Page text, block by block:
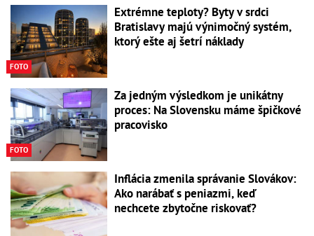
FOTO
Extrémne teploty? Byty v srdci
Bratislavy majú výnimočný systém,
ktorý ešte aj šetrí náklady
FOTO
Za jedným výsledkom je unikátny
proces: Na Slovensku máme špičkové
pracovisko
Inflácia zmenila správanie Slovákov:
Ako narábať s peniazmi, keď
nechcete zbytočne riskovať?